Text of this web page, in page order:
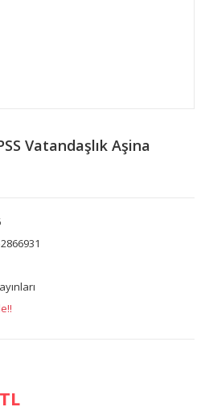
Vatandaşlık Aşina